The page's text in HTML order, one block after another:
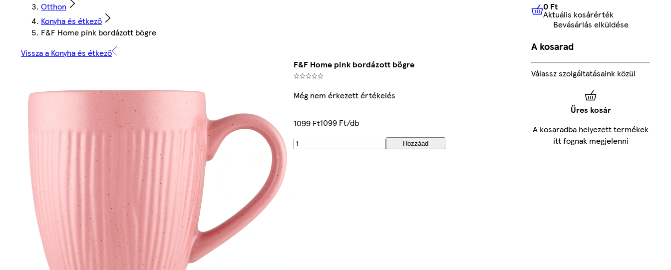
Otthon
Konyha és étkező
F&F Home pink bordázott bögre
Vissza a Konyha és étkező
F&F Home pink bordázott bögre
Még nem érkezett értékelés
1099 Ft1099 Ft/db
Hozzáad
0 FtAktuális kosárérték
0 Ft
Aktuális kosárérték
Bevásárlás elküldése
A kosarad
Válassz szolgáltatásaink közül
Üres kosár
A kosaradba helyezett termékek
itt fognak megjelenni